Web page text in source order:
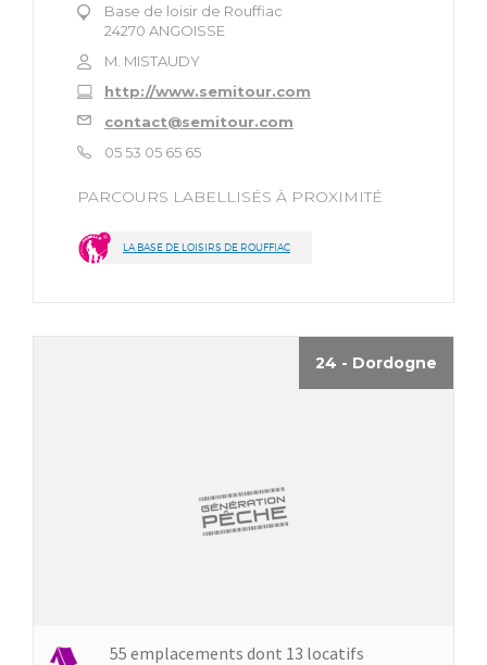
Base de loisir de Rouffiac
24270 ANGOISSE
M. MISTAUDY
http://www.semitour.com
contact@semitour.com
05 53 05 65 65
PARCOURS LABELLISÉS À PROXIMITÉ
LA BASE DE LOISIRS DE ROUFFIAC
24 - Dordogne
55 emplacements dont 13 locatifs